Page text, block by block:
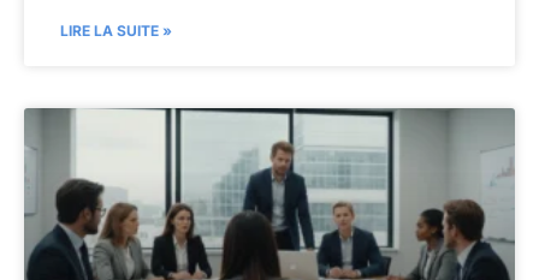
LIRE LA SUITE »